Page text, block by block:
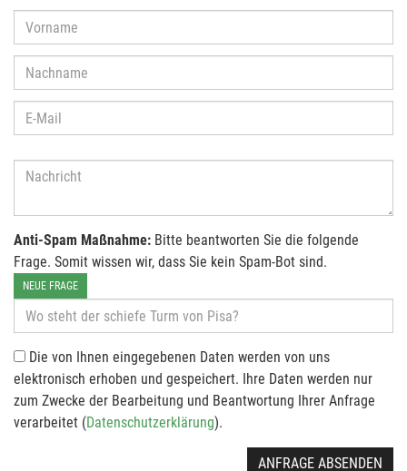
Anti-Spam Maßnahme: Bitte beantworten Sie die folgende
Frage. Somit wissen wir, dass Sie kein Spam-Bot sind.
NEUE FRAGE
Die von Ihnen eingegebenen Daten werden von uns
elektronisch erhoben und gespeichert. Ihre Daten werden nur
zum Zwecke der Bearbeitung und Beantwortung Ihrer Anfrage
verarbeitet (Datenschutzerklärung).
ANFRAGE ABSENDEN